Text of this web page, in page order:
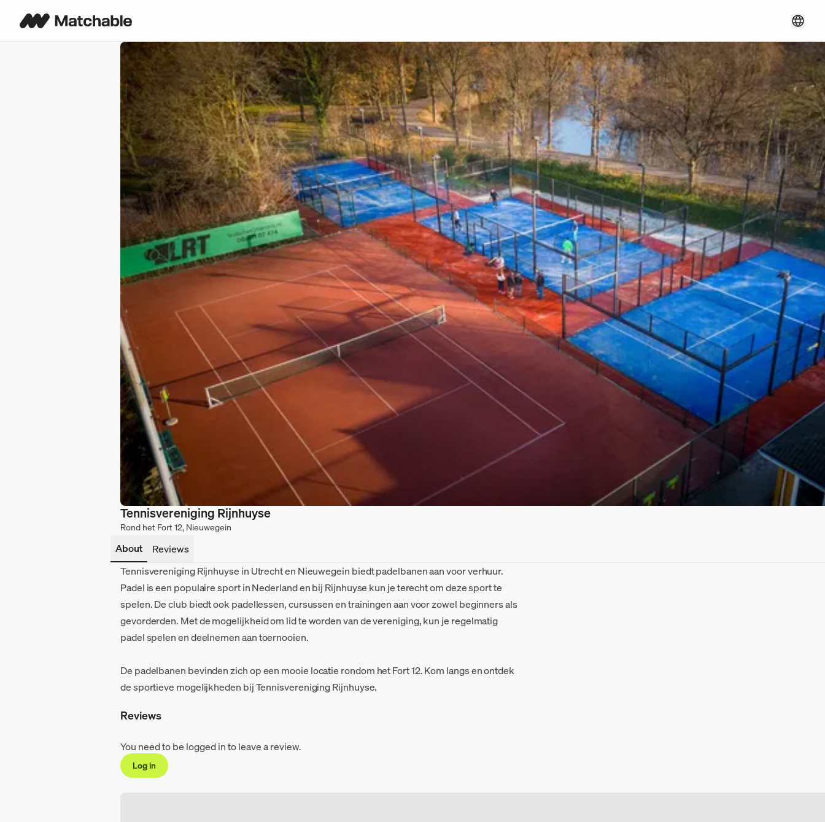
Tennisvereniging Rijnhuyse
Rond het Fort 12, Nieuwegein
About
Reviews
Tennisvereniging Rijnhuyse in Utrecht en Nieuwegein biedt padelbanen aan voor verhuur.
Padel is een populaire sport in Nederland en bij Rijnhuyse kun je terecht om deze sport te
spelen. De club biedt ook padellessen, cursussen en trainingen aan voor zowel beginners als
gevorderden. Met de mogelijkheid om lid te worden van de vereniging, kun je regelmatig
padel spelen en deelnemen aan toernooien.
De padelbanen bevinden zich op een mooie locatie rondom het Fort 12. Kom langs en ontdek
de sportieve mogelijkheden bij Tennisvereniging Rijnhuyse.
Reviews
You need to be logged in to leave a review.
Log in